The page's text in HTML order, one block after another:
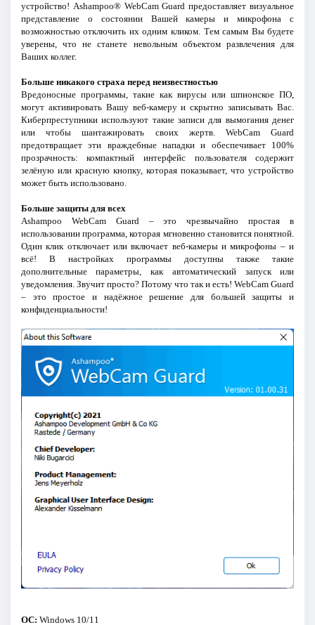
устройство! Ashampoo® WebCam Guard предоставляет визуальное
представление о состоянии Вашей камеры и микрофона с
возможностью отключить их одним кликом. Тем самым Вы будете
уверены, что не станете невольным объектом развлечения для
Ваших коллег.
Больше никакого страха перед неизвестностью
Вредоносные программы, такие как вирусы или шпионское ПО,
могут активировать Вашу веб-камеру и скрытно записывать Вас.
Киберпреступники используют такие записи для вымогания денег
или чтобы шантажировать своих жертв. WebCam Guard
предотвращает эти враждебные нападки и обеспечивает 100%
прозрачность: компактный интерфейс пользователя содержит
зелёную или красную кнопку, которая показывает, что устройство
может быть использовано.
Больше защиты для всех
Ashampoo WebCam Guard – это чрезвычайно простая в
использовании программа, которая мгновенно становится понятной.
Один клик отключает или включает веб-камеры и микрофоны – и
всё! В настройках программы доступны также такие
дополнительные параметры, как автоматический запуск или
уведомления. Звучит просто? Потому что так и есть! WebCam Guard
– это простое и надёжное решение для большей защиты и
конфиденциальности!
ОС: Windows 10/11